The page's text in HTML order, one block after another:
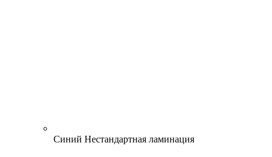
Синий Нестандартная ламинация